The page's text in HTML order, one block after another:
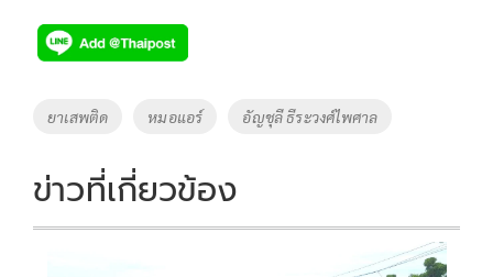
e
b
o
k
tt
er
p
y
Li
k
Tags
ยาเสพติด หมอแอร์ อัญชุลี ธีระวงศ์ไพศาล
ข่าวที่เกี่ยวข้อง